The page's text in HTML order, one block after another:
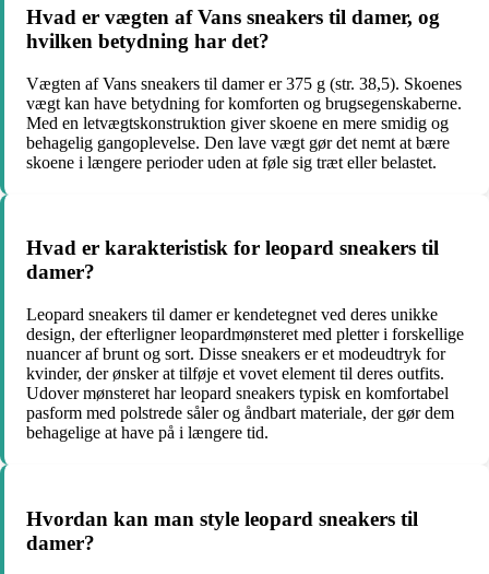
Hvad er vægten af Vans sneakers til damer, og
hvilken betydning har det?
Vægten af Vans sneakers til damer er 375 g (str. 38,5). Skoenes
vægt kan have betydning for komforten og brugsegenskaberne.
Med en letvægtskonstruktion giver skoene en mere smidig og
behagelig gangoplevelse. Den lave vægt gør det nemt at bære
skoene i længere perioder uden at føle sig træt eller belastet.
Hvad er karakteristisk for leopard sneakers til
damer?
Leopard sneakers til damer er kendetegnet ved deres unikke
design, der efterligner leopardmønsteret med pletter i forskellige
nuancer af brunt og sort. Disse sneakers er et modeudtryk for
kvinder, der ønsker at tilføje et vovet element til deres outfits.
Udover mønsteret har leopard sneakers typisk en komfortabel
pasform med polstrede såler og åndbart materiale, der gør dem
behagelige at have på i længere tid.
Hvordan kan man style leopard sneakers til
damer?